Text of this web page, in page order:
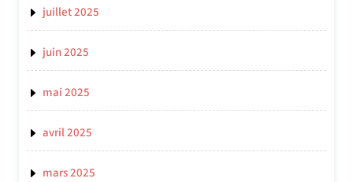
juillet 2025
juin 2025
mai 2025
avril 2025
mars 2025